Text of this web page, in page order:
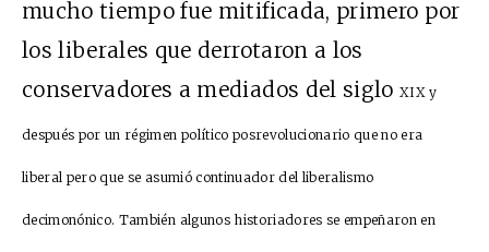
mucho tiempo fue mitificada, primero por
los liberales que derrotaron a los
conservadores a mediados del siglo XIX y
después por un régimen político posrevolucionario que no era
liberal pero que se asumió continuador del liberalismo
decimonónico. También algunos historiadores se empeñaron en